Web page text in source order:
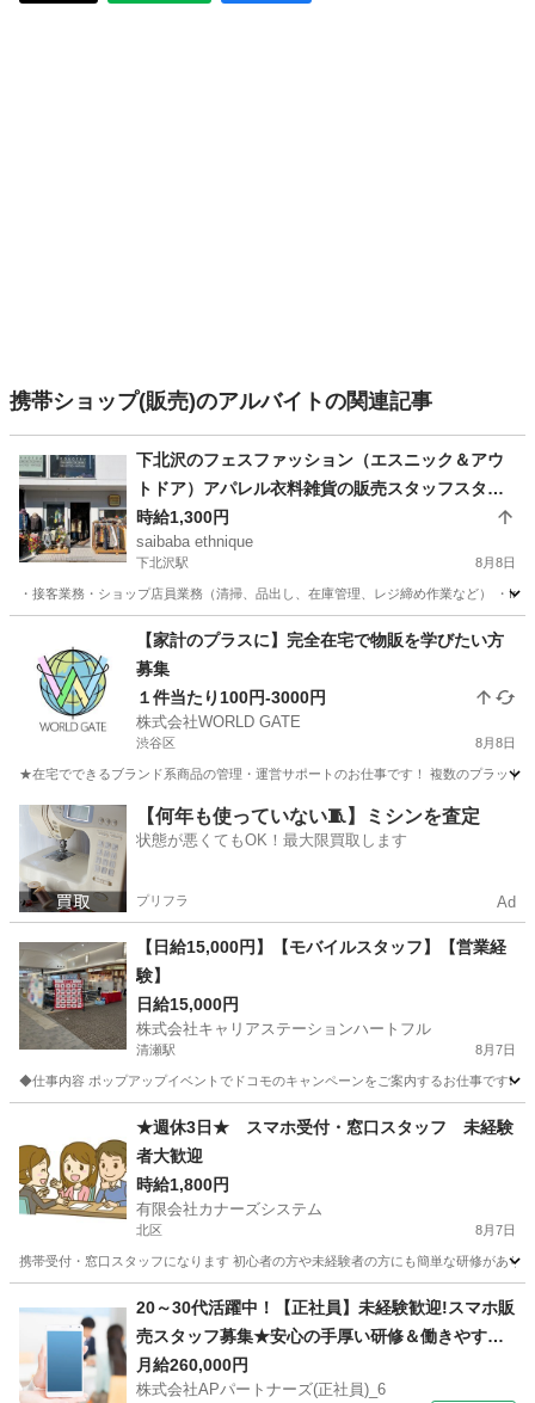
携帯ショップ(販売)のアルバイトの関連記事
下北沢のフェスファッション（エスニック＆アウ
トドア）アパレル衣料雑貨の販売スタッフスタッ
フ
時給1,300円
saibaba ethnique
下北沢駅 8月8日
・接客業務・ショップ店員業務（清掃、品出し、在庫管理、レジ締め作業など） ・
下北沢駅 アパレル エスニック
【家計のプラスに】完全在宅で物販を学びたい方
募集
１件当たり100円-3000円
株式会社WORLD GATE
渋谷区 8月8日
★在宅でできるブランド系商品の管理・運営サポートのお仕事です！ 複数のプラッ
東京 渋谷区 販売 物販
【何年も使っていない🧵】ミシンを査定
状態が悪くてもOK！最大限買取します
プリフラ Ad
【日給15,000円】【モバイルスタッフ】【営業経
験】
日給15,000円
株式会社キャリアステーションハートフル
清瀬駅 8月7日
◆仕事内容 ポップアップイベントでドコモのキャンペーンをご案内するお仕事です❗
清瀬駅 営業 スタッフ
★週休3日★ スマホ受付・窓口スタッフ 未経験
者大歓迎
時給1,800円
有限会社カナーズシステム
北区 8月7日
携帯受付・窓口スタッフになります 初心者の方や未経験者の方にも簡単な研修があ
携帯ショップ スタッフ
20～30代活躍中！【正社員】未経験歓迎!スマホ販
売スタッフ募集★安心の手厚い研修＆働きやすさ
抜群の環境です！ 株式会社APパートナーズ(正社
員)_6 携帯ショップ
月給260,000円
株式会社APパートナーズ(正社員)_6